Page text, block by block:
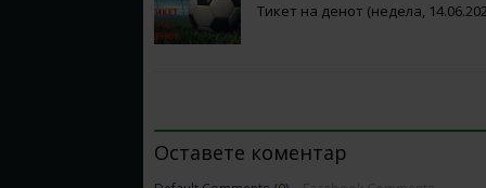
Тикет на денот (недела,
Оставете коментар